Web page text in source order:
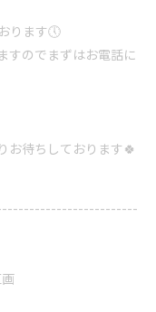
ります🕔
すのでまずはお電話に
お待ちしております🍀